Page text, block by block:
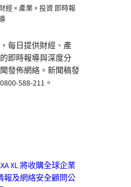
經 × 產業 × 投資 即時報
每日提供財經、產
即時報導與深度分
發佈網絡。新聞稿發
588-211。
XL 將收購全球企業
報及網絡安全顧問公